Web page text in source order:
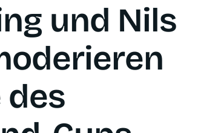
und Nils
des